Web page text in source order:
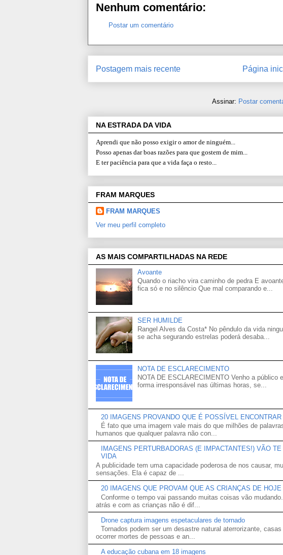
Nenhum comentário:
Postar um comentário
Postagem mais recente Página
Assinar: Postar
NA ESTRADA DA VIDA
Aprendi que não posso exigir o amor de ninguém...
Posso apenas dar boas razões para que gostem de mim...
E ter paciência para que a vida faça o resto...
FRAM MARQUES
FRAM MARQUES
Ver meu perfil completo
AS MAIS COMPARTILHADAS NA REDE
Avoante
Quando o riacho vira caminho de pedra E
fica só e no silêncio Que mal comparando e...
SER HUMILDE
Rangel Alves da Costa* No pêndulo da vida
se acha segurando estrelas poderá desaba...
NOTA DE ESCLARECIMENTO
NOTA DE ESCLARECIMENTO Venho a
forma irresponsável nas últimas horas, se...
20 IMAGENS PROVANDO QUE É POSSÍVEL
É fato que uma imagem vale mais do que milhões de
humanos que qualquer palavra não con...
IMAGENS PERTURBADORAS (E IMPACTANTES!) VÃO
VIDA
A publicidade tem uma capacidade poderosa de nos causar,
sensações. Ela é capaz de ...
20 IMAGENS QUE PROVAM QUE AS CRIANÇAS DE
Conforme o tempo vai passando muitas coisas vão
atrás e com as crianças não é dif...
Drone captura imagens espetaculares de tornado
Tornados podem ser um desastre natural aterrorizante,
ocorrer mortes de pessoas e an...
A educação cubana em 18 imagens